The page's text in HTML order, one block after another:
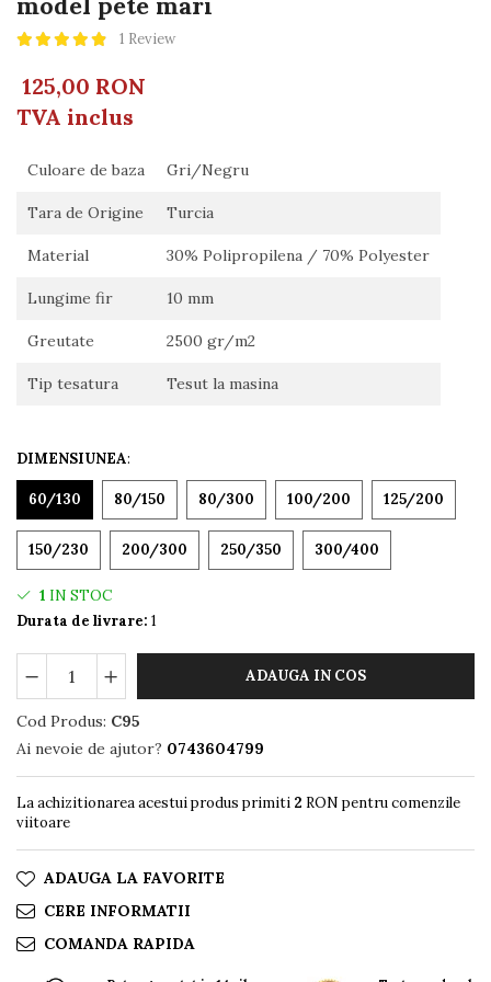
1 Review
125,00 RON
TVA inclus
Culoare de baza Gri/Negru
Tara de Origine Turcia
Material 30% Polipropilena / 70% Polyester
Lungime fir 10 mm
Greutate 2500 gr/m2
Tip tesatura Tesut la masina
DIMENSIUNEA:
60/130 80/150 80/300 100/200 125/200
150/230 200/300 250/350 300/400
1 IN STOC
Durata de livrare: 1
ADAUGA IN COS
Cod Produs: C95
Ai nevoie de ajutor? 0743604799
La achizitionarea acestui produs primiti 2 RON pentru comenzile
viitoare
ADAUGA LA FAVORITE
CERE INFORMATII
COMANDA RAPIDA